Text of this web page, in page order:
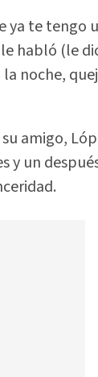
ya te tengo
habló (le
noche,
amigo,
un